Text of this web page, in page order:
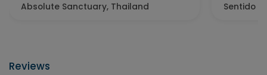
Absolute Sanctuary, Thailand Sentido
Reviews